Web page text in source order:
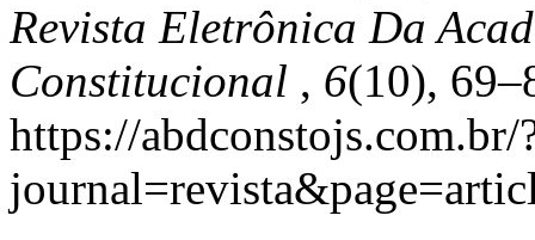
Revista Eletrônica Da
Constitucional , 6(10),
https://abdconstojs.com.br/